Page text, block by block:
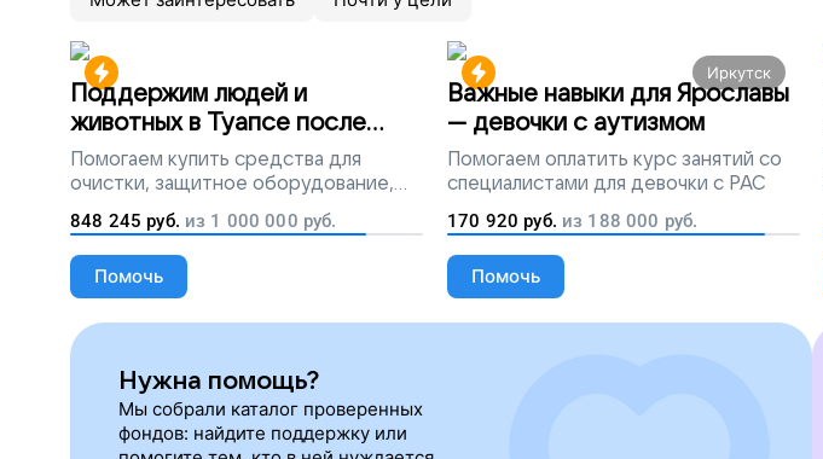
Поддержим людей и
животных в Туапсе после
разлива мазута
Помогаем купить средства для
очистки, защитное оборудование,
лекарства, корм и предметы первой
необходимости
848 245 руб. из 1 000 000 руб.
Помочь
Иркутск
Важные навыки для Ярославы
— девочки с аутизмом
Помогаем оплатить курс занятий со
специалистами для девочки с РАС
170 920 руб. из 188 000 руб.
Помочь
Нужна помощь?
Мы собрали каталог проверенных
фондов: найдите поддержку или